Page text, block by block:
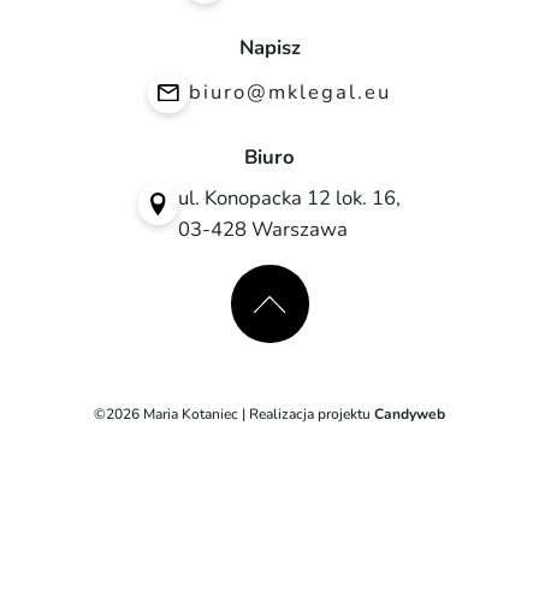
Napisz
biuro@mklegal.eu
Biuro
ul. Konopacka 12 lok. 16,
03-428 Warszawa
©2026 Maria Kotaniec | Realizacja projektu Candyweb